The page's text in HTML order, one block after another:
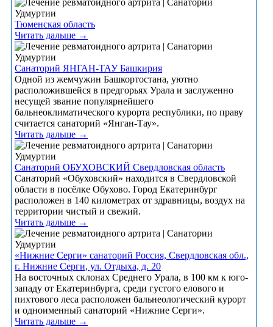
Тюменская область
Читать дальше →
Санаторий ЯНГАН-ТАУ Башкирия
Одной из жемчужин Башкортостана, уютно
расположившейся в предгорьях Урала и заслуженно
несущей звание популярнейшего
бальнеоклиматического курорта республики, по праву
считается санаторий «Янган-Тау».
Читать дальше →
Санаторий ОБУХОВСКИЙ Свердловская область
Санаторий «Обуховский» находится в Свердловской
области в посёлке Обухово. Город Екатеринбург
расположен в 140 километрах от здравницы, воздух на
территории чистый и свежий.
Читать дальше →
«Нижние Серги» санаторий Россия, Свердловская обл.,
г. Нижние Серги, ул. Отдыха, д. 20
На восточных склонах Среднего Урала, в 100 км к юго-
западу от Екатеринбурга, среди густого елового и
пихтового леса расположен бальнеологический курорт
и одноименный санаторий «Нижние Серги».
Читать дальше →